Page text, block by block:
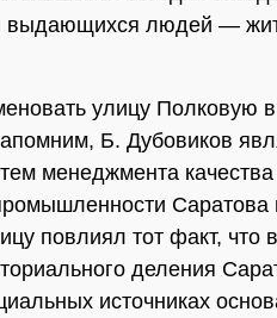
выдающихся людей —
улицу Полковую
Б. Дубовиков
менеджмента
Саратова
повлиял тот факт, что в
деления
источниках